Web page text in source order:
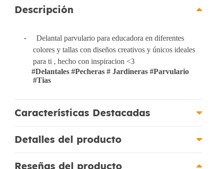
Descripción
-
Delantal parvulario para educadora en diferentes
colores y tallas con diseños creativos y únicos ideales
para ti , hecho con inspiracion <3
#Delantales #Pecheras # Jardineras #Parvulario
#Tias
Características Destacadas
Detalles del producto
Reseñas del producto